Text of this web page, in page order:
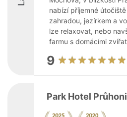
nabízí příjemné
zahradou, jezírkem a
lze relaxovat, nebo
farmu s domácími
9
Park Hotel